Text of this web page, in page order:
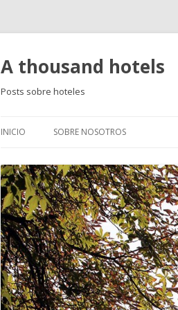
A thousand hotels
Posts sobre hoteles
INICIO SOBRE NOSOTROS